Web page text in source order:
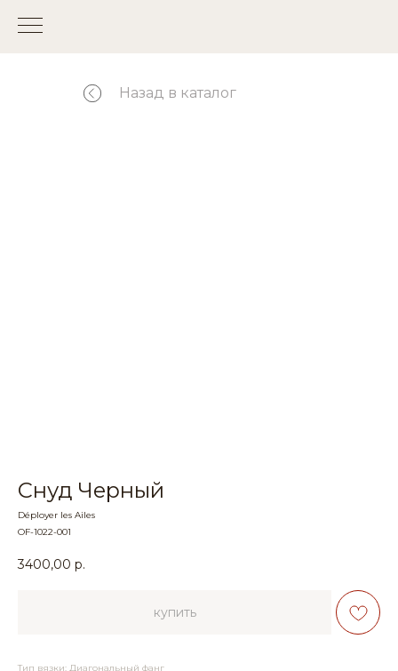
Назад в каталог
Снуд Черный
Déployer les Ailes
OF-1022-001
3400,00 р.
купить
Тип вязки: Диагональный фанг